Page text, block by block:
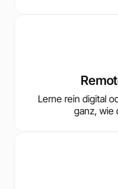
Lerne rein digital
ganz, wie